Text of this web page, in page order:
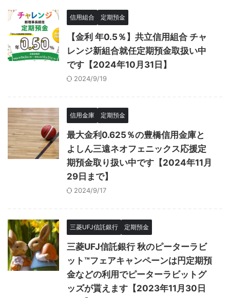
信用組合 定期預金
【金利 年0.5％】共立信用組合 チャ
レンジ新組合就任定期預金取扱い中
です【2024年10月31日】
2024/9/19
信用金庫 定期預金
最大金利0.625％の豊橋信用金庫と
よしん三遠ネオフェニックス応援定
期預金取り扱い中です【2024年11月
29日まで】
2024/9/17
三菱UFJ信託銀行 定期預金
三菱UFJ信託銀行 秋のピーターラビ
ット™フェアキャンペーンは円定期預
金などの利用でピーターラビットグ
ッズが貰えます【2023年11月30日